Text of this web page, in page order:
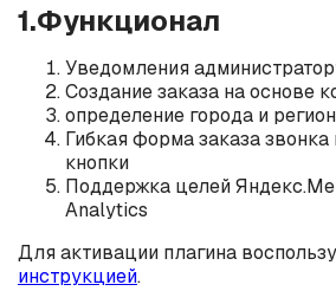
1.Функционал
Уведомления
Создание заказа на основе
определение города и
Гибкая форма заказа
кнопки
Поддержка целей
Analytics
Для активации плагина
инструкцией.